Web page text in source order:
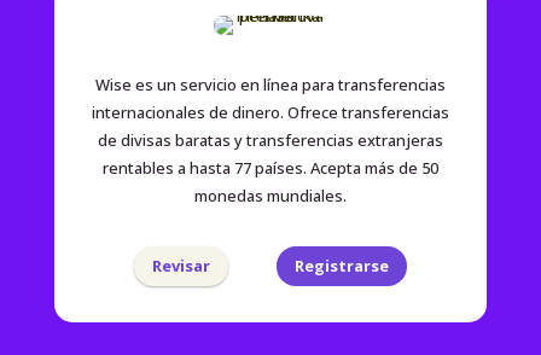
Wise es un servicio en línea para transferencias
internacionales de dinero. Ofrece transferencias
de divisas baratas y transferencias extranjeras
rentables a hasta 77 países. Acepta más de 50
monedas mundiales.
Revisar Registrarse